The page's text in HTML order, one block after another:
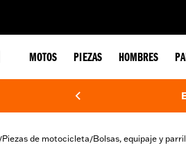
MOTOS PIEZAS HOMBRES
/Piezas de motocicleta/Bolsas, equipaje y